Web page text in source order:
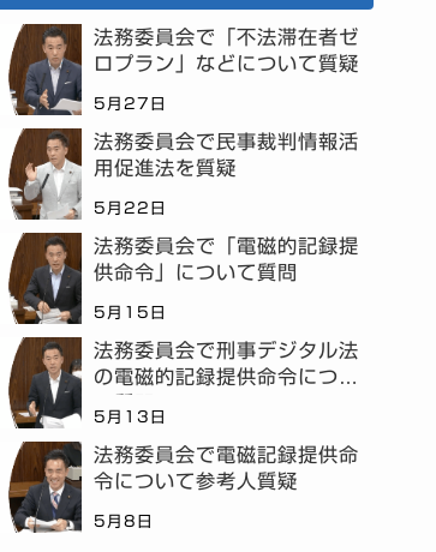
法務委員会で「不法滞在者ゼ
ロプラン」などについて質疑
5月27日
法務委員会で民事裁判情報活
用促進法を質疑
5月22日
法務委員会で「電磁的記録提
供命令」について質問
5月15日
法務委員会で刑事デジタル法
の電磁的記録提供命令につい
5月13日
法務委員会で電磁記録提供命
令について参考人質疑
5月8日